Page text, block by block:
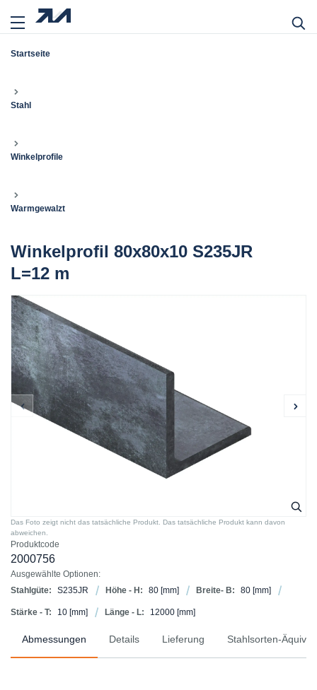
Startseite
Stahl
Winkelprofile
Warmgewalzt
Winkelprofil 80x80x10 S235JR
L=12 m
Produktcode
2000756
Ausgewählte Optionen:
Stahlgüte:
S235JR Höhe - H: 80 [mm] Breite- B: 80 [mm]
Stärke - T: 10 [mm] Länge - L: 12000 [mm]
Das Foto zeigt nicht das tatsächliche Produkt. Das tatsächliche Produkt kann davon
abweichen.
Abmessungen Details Lieferung Stahlsorten-